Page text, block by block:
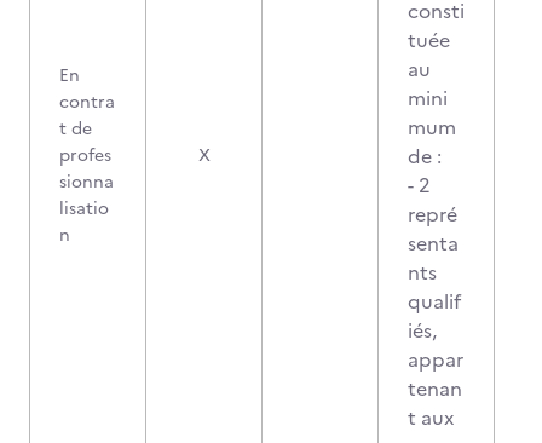
En
contra
t de
profes
sionna
lisatio
n
X
consti
tuée
au
mini
mum
de :
- 2
repré
senta
nts
qualif
iés,
appar
tenan
t aux